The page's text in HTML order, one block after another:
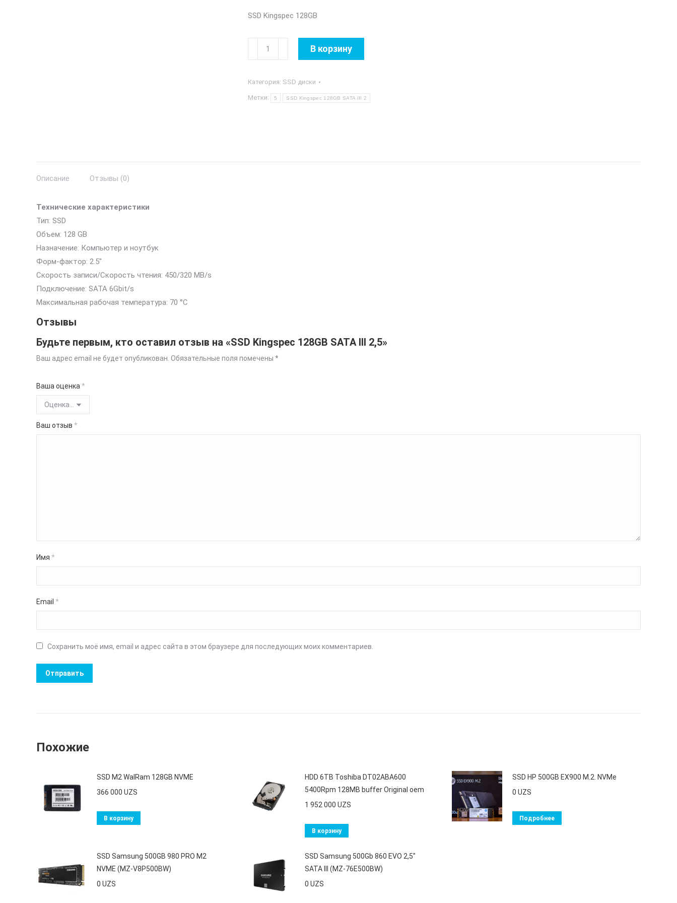
SSD Kingspec 128GB
Количество
товара
Kingspec
128GB
В корзину
Категория: SSD диски
Метки: 5 SSD Kingspec 128GB SATA III 2
Описание Отзывы (0)
Технические характеристики
Тип: SSD
Объем: 128 GB
Назначение: Компьютер и ноутбук
Форм-фактор: 2.5″
Скорость записи/Скорость чтения: 450/320 MB/s
Подключение: SATA 6Gbit/s
Максимальная рабочая температура: 70 °C
Отзывы
Будьте первым, кто оставил отзыв на «SSD Kingspec 128GB SATA III 2,5»
Ваш адрес email не будет опубликован. Обязательные поля помечены *
Ваша оценка*
Ваш отзыв *
Имя *
Email *
Сохранить моё имя, email и адрес сайта в этом браузере для последующих моих комментариев.
Похожие
SSD M2 WalRam 128GB NVME
366 000 UZS
В корзину
HDD 6TB Toshiba DT02ABA600
5400Rpm 128MB buffer Original oem
1 952 000 UZS
В корзину
SSD HP 500GB EX900 M.2. NVMe
0 UZS
Подробнее
SSD Samsung 500GB 980 PRO M2
NVME (MZ-V8P500BW)
0 UZS
SSD Samsung 500Gb 860 EVO 2,5"
SATA III (MZ-76E500BW)
0 UZS